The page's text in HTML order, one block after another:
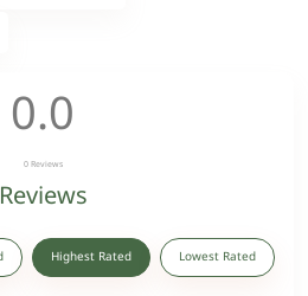
0.0
0 Reviews
Reviews
Highest Rated Lowest Rated